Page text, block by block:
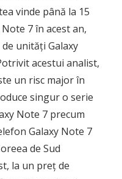
vinde până la 15
7 în acest an,
unități Galaxy
acestui analist,
un risc major în
singur o serie
Note 7 precum
Galaxy Note 7
de Sud
la un preț de